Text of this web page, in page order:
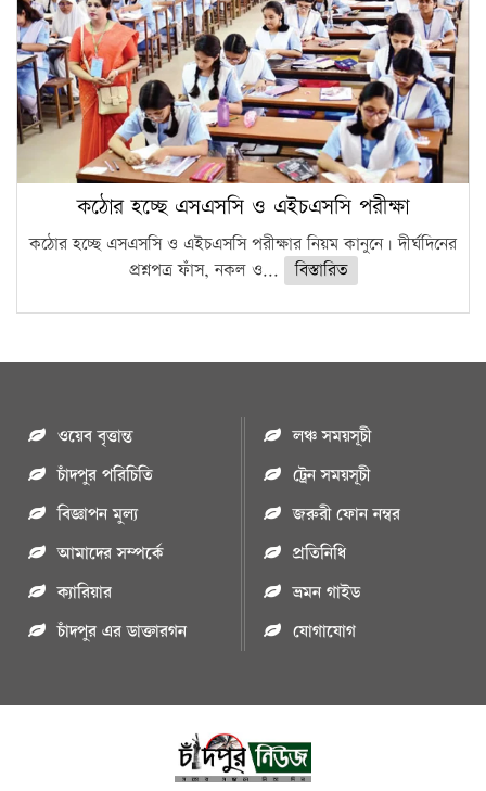
কঠোর হচ্ছে এসএসসি ও এইচএসসি পরীক্ষা
কঠোর হচ্ছে এসএসসি ও এইচএসসি পরীক্ষার নিয়ম কানুনে। দীর্ঘদিনের
প্রশ্নপত্র ফাঁস, নকল ও...
বিস্তারিত
ওয়েব বৃত্তান্ত
চাঁদপুর পরিচিতি
বিজ্ঞাপন মুল্য
আমাদের সম্পর্কে
ক্যারিয়ার
চাঁদপুর এর ডাক্তারগন
লঞ্চ সময়সূচী
ট্রেন সময়সূচী
জরুরী ফোন নম্বর
প্রতিনিধি
ভ্রমন গাইড
যোগাযোগ